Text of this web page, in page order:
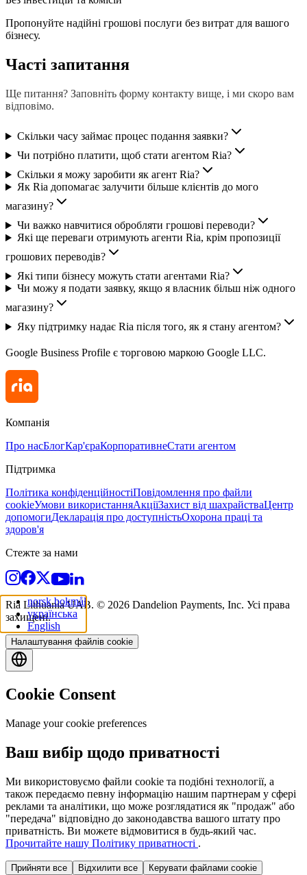
Пропонуйте надійні грошові послуги без витрат для вашого
бізнесу.
Часті запитання
Ще питання? Заповніть форму контакту вище, і ми скоро вам
відповімо.
Скільки часу займає процес подання заявки?
Чи потрібно платити, щоб стати агентом Ria?
Скільки я можу заробити як агент Ria?
Як Ria допомагає залучити більше клієнтів до мого
магазину?
Чи важко навчитися обробляти грошові переводи?
Які ще переваги отримують агенти Ria, крім пропозиції
грошових переводів?
Які типи бізнесу можуть стати агентами Ria?
Чи можу я подати заявку, якщо я власник більш ніж одного
магазину?
Яку підтримку надає Ria після того, як я стану агентом?
Google Business Profile є торговою маркою Google LLC.
Компанія
Про насБлогКар'єраКорпоративнеСтати агентом
Підтримка
Політика конфіденційностіПовідомлення про файли
cookieУмови використанняАкціїЗахист від шахрайстваЦентр
допомогиДекларація про доступністьОхорона праці та
здоров'я
Стежте за нами
Ria Lithuania UAB. © 2026 Dandelion Payments, Inc. Усі права
захищені.
Налаштування файлів cookie
norsk bokmål
українська
English
Cookie Consent
Manage your cookie preferences
Ваш вибір щодо приватності
Ми використовуємо файли cookie та подібні технології, а
також передаємо певну інформацію нашим партнерам у сфері
реклами та аналітики, що може розглядатися як "продаж" або
"передача" відповідно до законодавства вашого штату про
приватність. Ви можете відмовитися в будь-який час.
Прочитайте нашу Політику приватності .
Прийняти все Відхилити все Керувати файлами cookie